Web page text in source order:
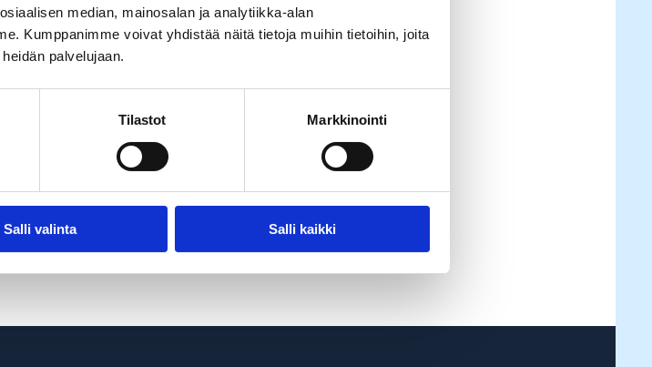
median, mainosalan ja analytiikka-alan
Kumppanimme voivat yhdistää näitä tietoja muihin tietoihin, joita
palvelujaan.
Tilastot Markkinointi
Salli valinta Salli kaikki